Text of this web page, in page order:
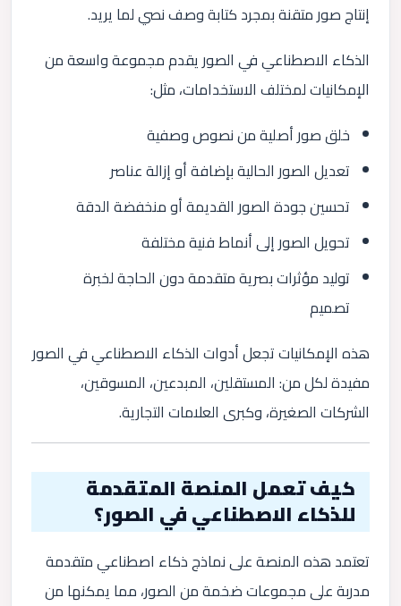
إنتاج صور متقنة بمجرد كتابة وصف نصي لما يريد.
الذكاء الاصطناعي في الصور يقدم مجموعة واسعة من
الإمكانيات لمختلف الاستخدامات، مثل:
خلق صور أصلية من نصوص وصفية
تعديل الصور الحالية بإضافة أو إزالة عناصر
تحسين جودة الصور القديمة أو منخفضة الدقة
تحويل الصور إلى أنماط فنية مختلفة
توليد مؤثرات بصرية متقدمة دون الحاجة لخبرة
تصميم
هذه الإمكانيات تجعل أدوات الذكاء الاصطناعي في الصور
مفيدة لكل من: المستقلين، المبدعين، المسوقين،
الشركات الصغيرة، وكبرى العلامات التجارية.
كيف تعمل المنصة المتقدمة
للذكاء الاصطناعي في الصور؟
تعتمد هذه المنصة على نماذج ذكاء اصطناعي متقدمة
مدربة على مجموعات ضخمة من الصور، مما يمكنها من